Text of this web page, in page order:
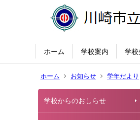
ホーム 学校案内 学校
ホーム お知らせ 学年だより
学校からのおしらせ